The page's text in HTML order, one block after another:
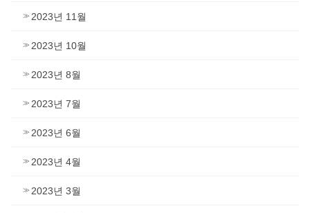
2023년 11월
2023년 10월
2023년 8월
2023년 7월
2023년 6월
2023년 4월
2023년 3월